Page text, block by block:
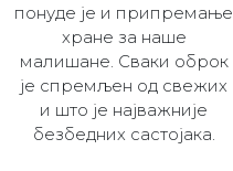
понуде је и припремање
хране за наше
малишане. Сваки оброк
је спремљен од свежих
и што је најважније
безбедних састојака.